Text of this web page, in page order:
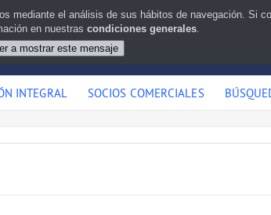
INTEGRAL SOCIOS COMERCIALES
mediante el análisis de sus hábitos de navegación. Si
en nuestras condiciones generales.